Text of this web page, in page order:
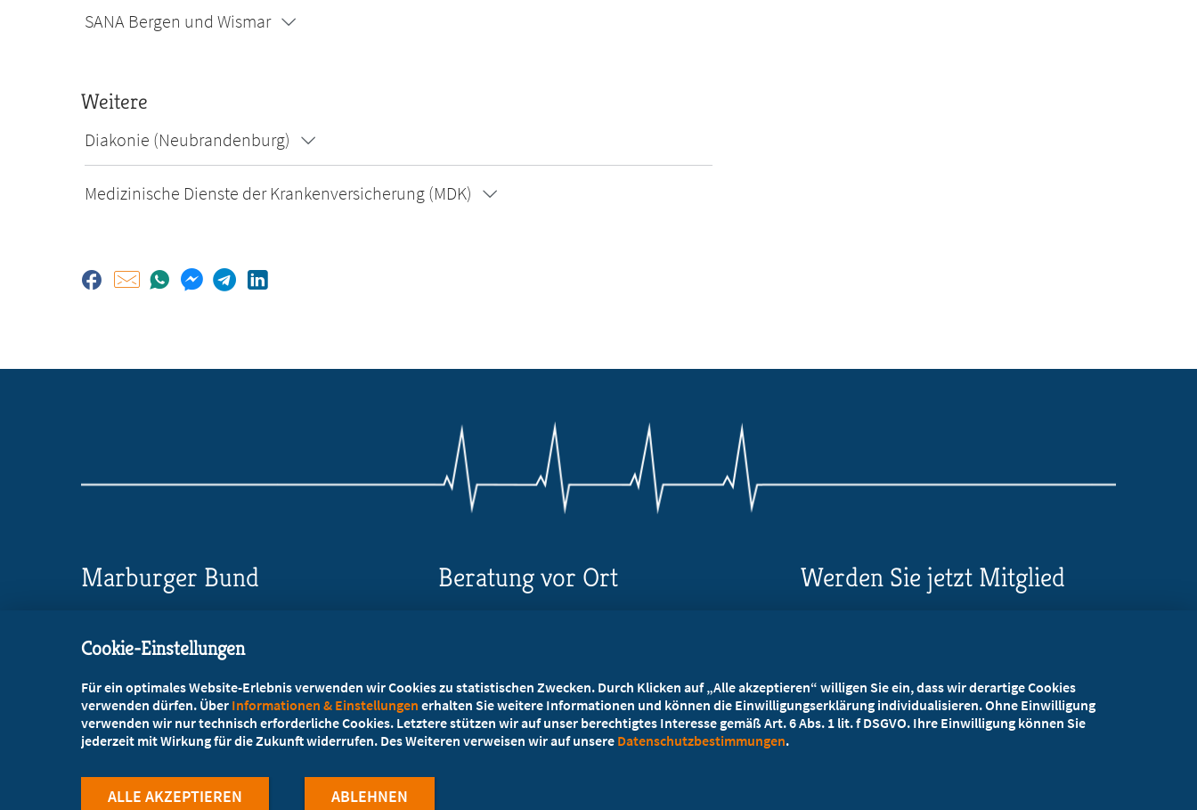
SANA Bergen und Wismar
Weitere
Diakonie (Neubrandenburg)
Medizinische Dienste der Krankenversicherung (MDK)
Marburger Bund
Wielandstr. 8, 18055 Rostock
+49 381 24280-0
+49 381 24280-10
Beratung vor Ort Werden Sie jetzt Mitglied
Kostenlos für Studierende
Cookie-Einstellungen
Für ein optimales Website-Erlebnis verwenden wir Cookies zu statistischen Zwecken. Durch Klicken auf „Alle akzeptieren“ willigen Sie ein, dass wir derartige Cookies
verwenden dürfen. Über Informationen & Einstellungen erhalten Sie weitere Informationen und können die Einwilligungserklärung individualisieren. Ohne Einwilligung
verwenden wir nur technisch erforderliche Cookies. Letztere stützen wir auf unser berechtigtes Interesse gemäß Art. 6 Abs. 1 lit. f DSGVO. Ihre Einwilligung können Sie
jederzeit mit Wirkung für die Zukunft widerrufen. Des Weiteren verweisen wir auf unsere Datenschutzbestimmungen.
ABLEHNEN
ALLE AKZEPTIEREN